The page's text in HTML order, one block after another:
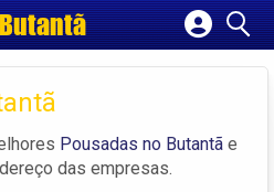
Butantã
Cadastrar empresa
Fazer login
Criar conta
Pousadas no Butantã e
das empresas.